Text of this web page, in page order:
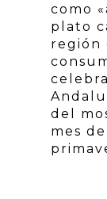
como
plato
región
del
mes